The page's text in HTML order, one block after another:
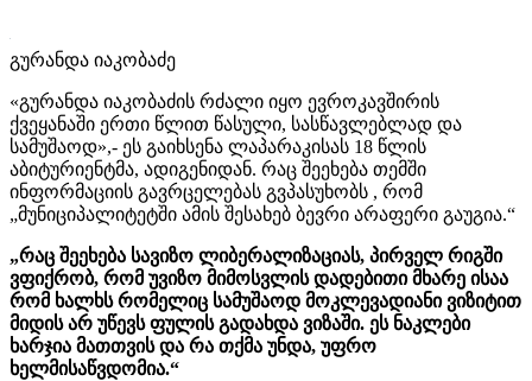
გურანდა იაკობაძე
«გურანდა იაკობაძის რძალი იყო ევროკავშირის
ქვეყანაში ერთი წლით წასული, სასწავლებლად და
სამუშაოდ»,- ეს გაიხსენა ლაპარაკისას 18 წლის
აბიტურიენტმა, ადიგენიდან. რაც შეეხება თემში
ინფორმაციის გავრცელებას გვპასუხობს , რომ
„მუნიციპალიტეტში ამის შესახებ ბევრი არაფერი გაუგია.“
„რაც შეეხება სავიზო ლიბერალიზაციას, პირველ რიგში
ვფიქრობ, რომ უვიზო მიმოსვლის დადებითი მხარე ისაა
რომ ხალხს რომელიც სამუშაოდ მოკლევადიანი ვიზიტით
მიდის არ უწევს ფულის გადახდა ვიზაში. ეს ნაკლები
ხარჯია მათთვის და რა თქმა უნდა, უფრო
ხელმისაწვდომია.“